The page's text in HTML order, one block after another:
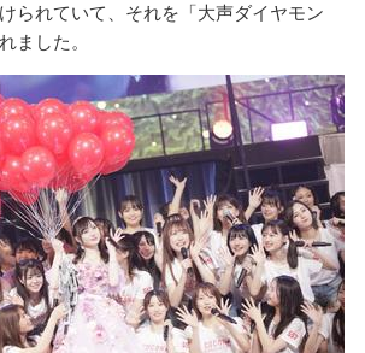
られていて、それを「大声ダイヤモン
ました。